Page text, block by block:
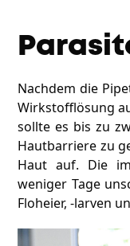
Nachdem die
Wirkstofflösung
sollte es bis zu
Hautbarriere zu
Haut auf. Die
weniger Tage
Floheier, -larven